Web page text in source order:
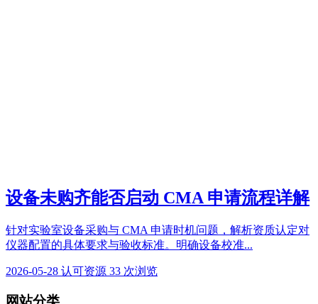
设备未购齐能否启动 CMA 申请流程详解
针对实验室设备采购与 CMA 申请时机问题，解析资质认定对
仪器配置的具体要求与验收标准。明确设备校准...
2026-05-28 认可资源 33 次浏览
网站分类